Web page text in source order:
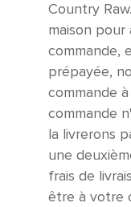
Country
maison pour
commande,
prépayée,
commande
commande
la livrerons
une
frais de
être à votre